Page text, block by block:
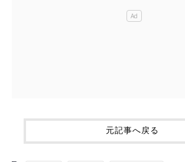
元記事へ戻る